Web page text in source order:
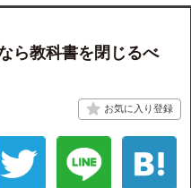
ら教科書を閉じるべ